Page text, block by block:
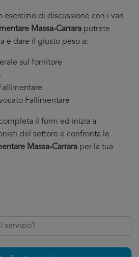
esercizio di discussione con i vari
Massa-Carrara potrete
e dare il giusto peso a:
sul fornitore
Fallimentare
il form ed inizia a
del settore e confronta le
Massa-Carrara per la tua